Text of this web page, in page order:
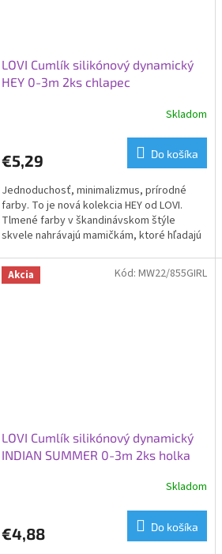
LOVI Cumlík silikónový dynamický
HEY 0-3m 2ks chlapec
Skladom
€5,29 Do košíka
Jednoduchosť, minimalizmus, prírodné
farby. To je nová kolekcia HEY od LOVI.
Tlmené farby v škandinávskom štýle
skvele nahrávajú mamičkám, ktoré hľadajú
Akcia
LOVI Cumlík silikónový dynamický
INDIAN SUMMER 0-3m 2ks holka
Skladom
€4,88 Do košíka
Kód: MW22/855GIRL